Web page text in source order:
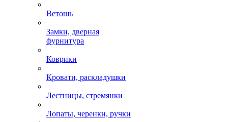
Ветошь
Замки, дверная
фурнитура
Коврики
Кровати, раскладушки
Лестницы, стремянки
Лопаты, черенки, ручки